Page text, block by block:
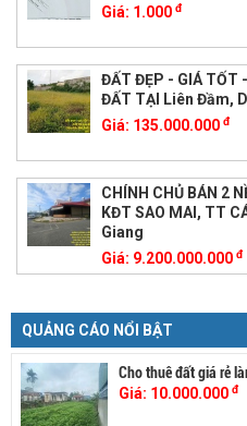
Giá: 1.000 đ
ĐẤT ĐẸP - GIÁ TỐT
ĐẤT TẠI Liên Đầm,
Giá: 135.000.000 đ
CHÍNH CHỦ BÁN 2
KĐT SAO MAI, TT
Giang
Giá: 9.200.000.000 đ
QUẢNG CÁO NỔI BẬT
Cho thuê đất giá rẻ
Giá: 10.000.000 đ